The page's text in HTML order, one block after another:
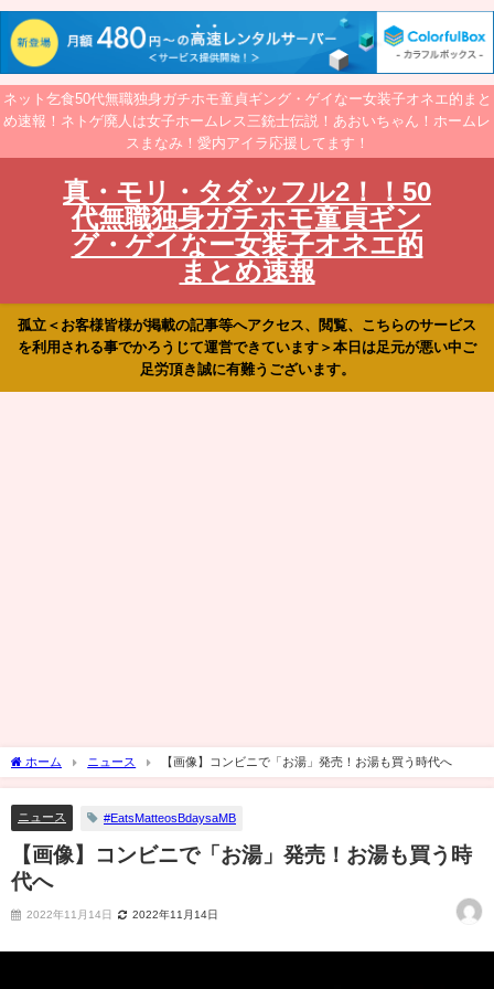
ネット乞食50代無職独身ガチホモ童貞ギング・ゲイなー女装子オネエ的まと
め速報！ネトゲ廃人は女子ホームレス三銃士伝説！あおいちゃん！ホームレ
スまなみ！愛内アイラ応援してます！
真・モリ・タダッフル2！！50
代無職独身ガチホモ童貞ギン
グ・ゲイなー女装子オネエ的
まとめ速報
孤立＜お客様皆様が掲載の記事等へアクセス、閲覧、こちらのサービス
を利用される事でかろうじて運営できています＞本日は足元が悪い中ご
足労頂き誠に有難うございます。
ホーム ニュース 【画像】コンビニで「お湯」発売！お湯も買う時代へ
ニュース #EatsMatteosBdaysaMB
【画像】コンビニで「お湯」発売！お湯も買う時
代へ
2022年11月14日 2022年11月14日